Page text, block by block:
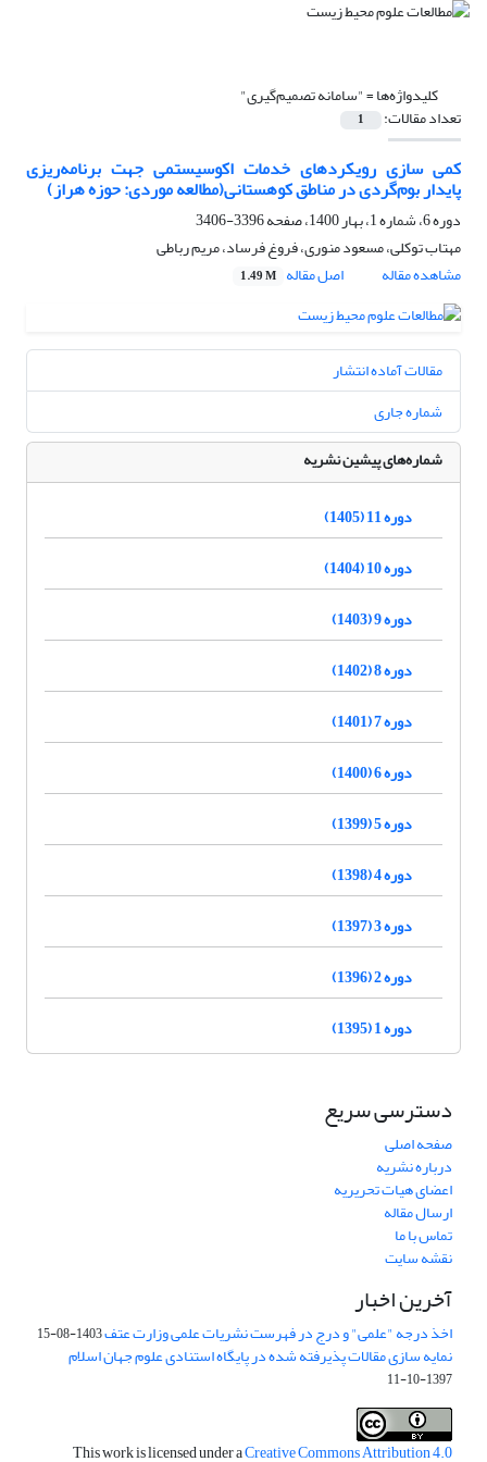
کلیدواژه‌ها ="سامانه تصمیم‌گیری"
تعداد مقالات: 1
کمی سازی رویکردهای خدمات اکوسیستمی جهت برنامه‌ریزی
پایدار بوم‌گردی در مناطق کوهستانی(مطالعه موردی: حوزه هراز)
دوره 6، شماره 1، بهار 1400، صفحه
3396-3406
مهتاب توکلی، مسعود منوری، فروغ فرساد، مریم رباطی
مشاهده مقاله
اصل مقاله 1.49 M
مقالات آماده انتشار
شماره جاری
شماره‌های پیشین نشریه
دوره 11 (1405)
دوره 10 (1404)
دوره 9 (1403)
دوره 8 (1402)
دوره 7 (1401)
دوره 6 (1400)
دوره 5 (1399)
دوره 4 (1398)
دوره 3 (1397)
دوره 2 (1396)
دوره 1 (1395)
دسترسی سریع
صفحه اصلی
درباره نشریه
اعضای هیات تحریریه
ارسال مقاله
تماس با ما
نقشه سایت
آخرین اخبار
اخذ درجه "علمی" و درج در فهرست نشریات علمی وزارت عتف1403-08-15
نمایه سازی مقالات پذیرفته شده در پایگاه استنادی علوم جهان اسلام
1397-10-11
This work is licensed under aCreative Commons Attribution 4.0